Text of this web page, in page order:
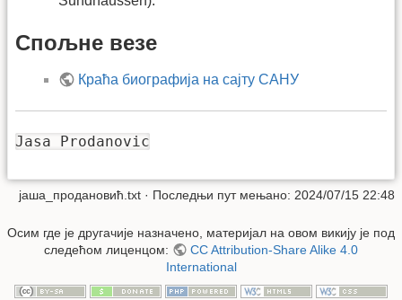
Спољне везе
Краћа биографија на сајту САНУ
Jasa Prodanovic
јаша_продановић.txt · Последњи пут мењано: 2024/07/15 22:48
Осим где је другачије назначено, материјал на овом викију је под
следећом лиценцом:
CC Attribution-Share Alike 4.0
International